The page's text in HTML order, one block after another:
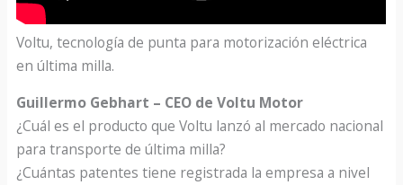
Voltu, tecnología de punta para motorización eléctrica
en última milla.
Guillermo Gebhart – CEO de Voltu Motor
¿Cuál es el producto que Voltu lanzó al mercado nacional
para transporte de última milla?
¿Cuántas patentes tiene registrada la empresa a nivel